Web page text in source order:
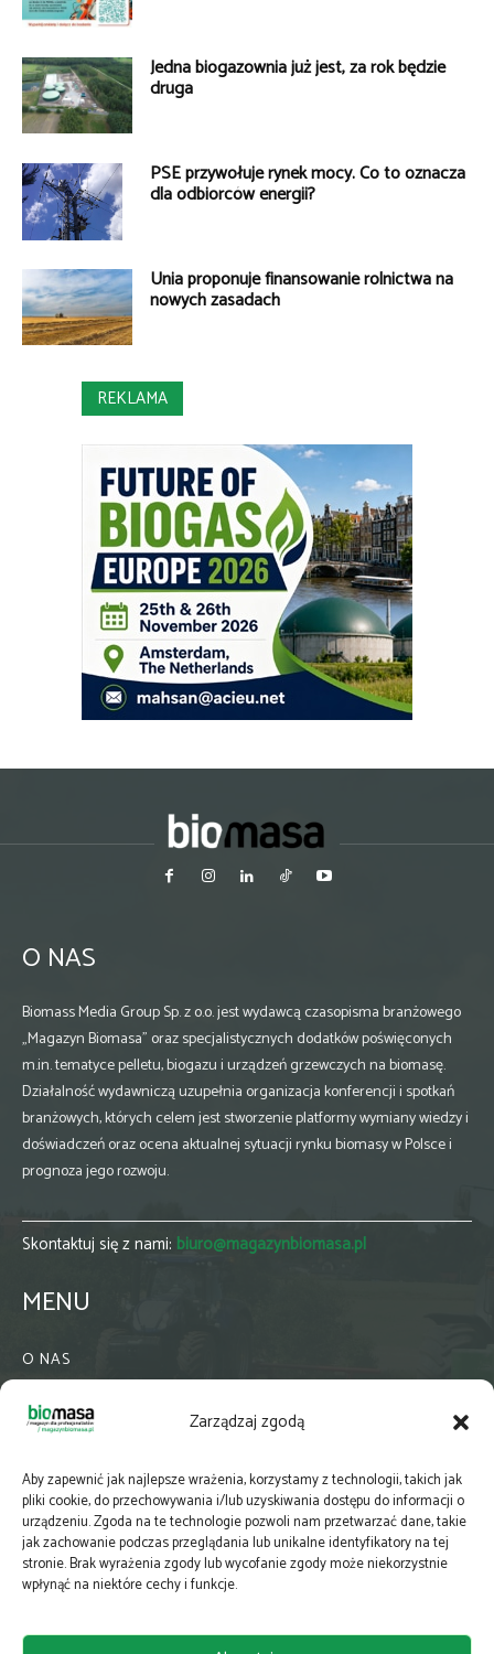
Zarządzaj zgodą
Aby zapewnić jak najlepsze wrażenia, korzystamy z technologii, takich jak
pliki cookie, do przechowywania i/lub uzyskiwania dostępu do informacji o
urządzeniu. Zgoda na te technologie pozwoli nam przetwarzać dane, takie
jak zachowanie podczas przeglądania lub unikalne identyfikatory na tej
stronie. Brak wyrażenia zgody lub wycofanie zgody może niekorzystnie
wpłynąć na niektóre cechy i funkcje.
Jedna biogazownia już jest, za rok będzie
druga
PSE przywołuje rynek mocy. Co to oznacza
dla odbiorców energii?
Unia proponuje finansowanie rolnictwa na
nowych zasadach
REKLAMA
O NAS
Biomass Media Group Sp. z o.o. jest wydawcą czasopisma branżowego
„Magazyn Biomasa” oraz specjalistycznych dodatków poświęconych
m.in. tematyce pelletu, biogazu i urządzeń grzewczych na biomasę.
Działalność wydawniczą uzupełnia organizacja konferencji i spotkań
branżowych, których celem jest stworzenie platformy wymiany wiedzy i
doświadczeń oraz ocena aktualnej sytuacji rynku biomasy w Polsce i
prognoza jego rozwoju.
Skontaktuj się z nami: biuro@magazynbiomasa.pl
MENU
O NAS
WSPÓŁPRACA
PRENUMERATA
NEWSLETTER
MAPY
E-WYDANIE